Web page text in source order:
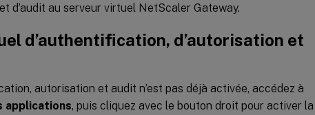
d’audit au serveur virtuel NetScaler Gateway.
d’authentification, d’autorisation et
autorisation et audit n’est pas déjà activée, accédez à
applications, puis cliquez avec le bouton droit pour activer la